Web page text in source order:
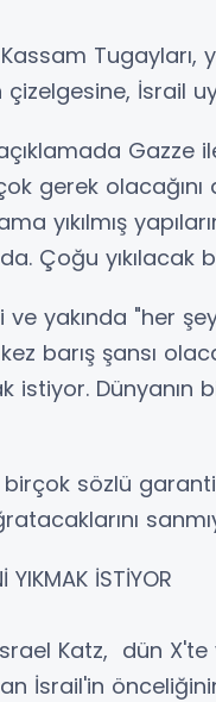
Tugayları,
İsrail
Gazze
gerek
yıkılmış
Çoğu yıkılacak
yakında "her
barış şansı
istiyor. Dünyanın
sözlü
YIKMAK İSTİYOR
Katz, dün X'te
İsrail'in